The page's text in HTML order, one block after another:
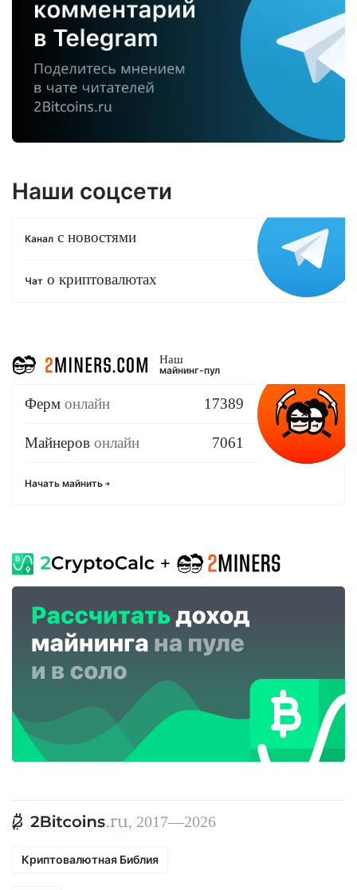
Наши соцсети
Канал с новостями
Чат о криптовалютах
Наш
майнинг-пул
Ферм онлайн 17389
Майнеров онлайн 7061
Начать майнить
, 2017—2026
Криптовалютная Библия